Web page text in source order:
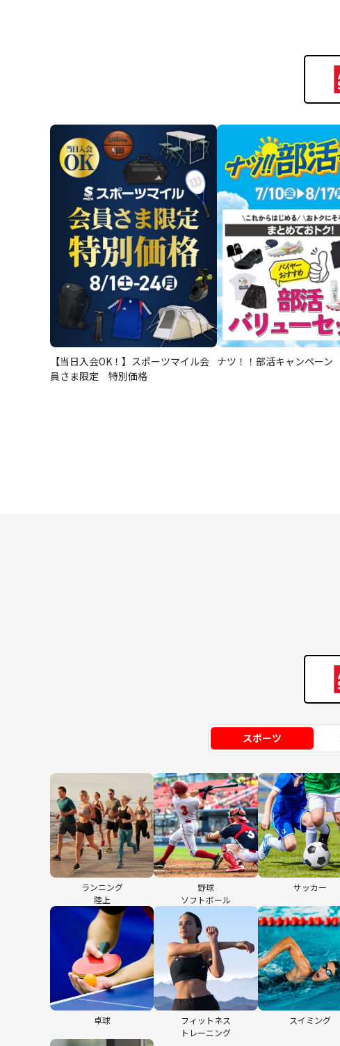
【当日入会OK！】スポーツマイル会
員さま限定 特別価格
ナツ！！部活キャンペーン
スポーツ
ランニング
陸上
野球
ソフトボール
サッカー
卓球
フィットネス
トレーニング
スイミング